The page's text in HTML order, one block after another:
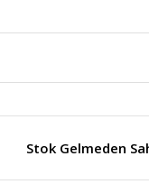
Stok Gelmeden